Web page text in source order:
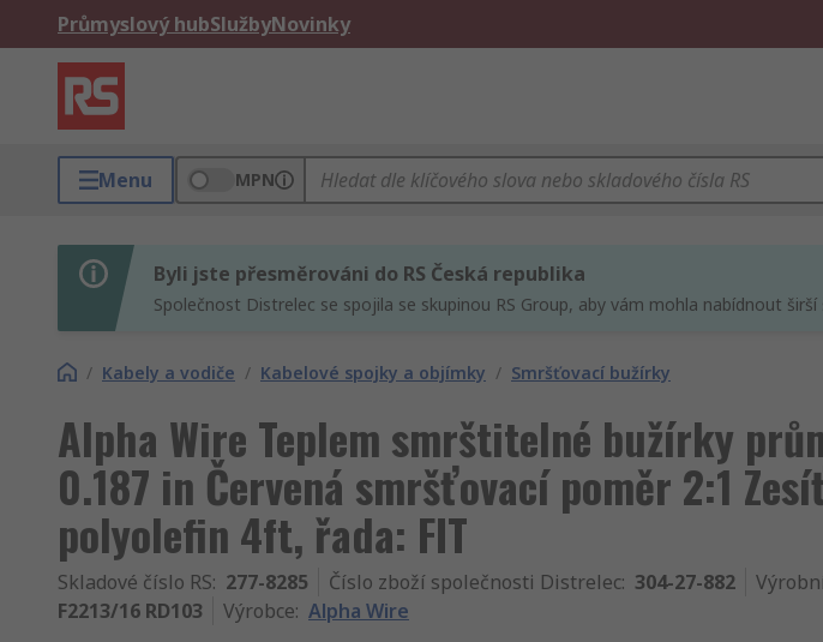
Průmyslový hubSlužbyNovinky
Menu MPN
Byli jste přesměrováni do RS Česká republika
Společnost Distrelec se spojila se skupinou RS Group, aby vám mohla nabídnout
/ Kabely a vodiče / Kabelové spojky a objímky / Smršťovací bužírky
Alpha Wire Teplem smrštitelné bužírky
0.187 in Červená smršťovací poměr 2:1
polyolefin 4ft, řada: FIT
Skladové číslo RS: 277-8285 Číslo zboží společnosti Distrelec: 304-27-882
F2213/16 RD103
Výrobce: Alpha Wire